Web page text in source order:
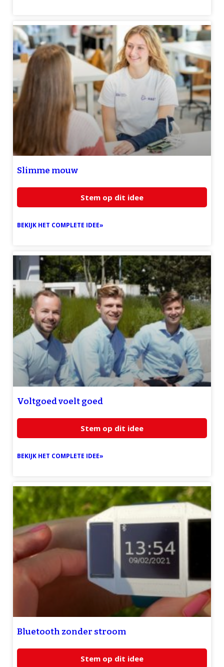
Slimme mouw
Stem op dit idee
BEKIJK HET COMPLETE IDEE»
Voltgoed voelt goed
Stem op dit idee
BEKIJK HET COMPLETE IDEE»
Bluetooth zonder stroom
Stem op dit idee